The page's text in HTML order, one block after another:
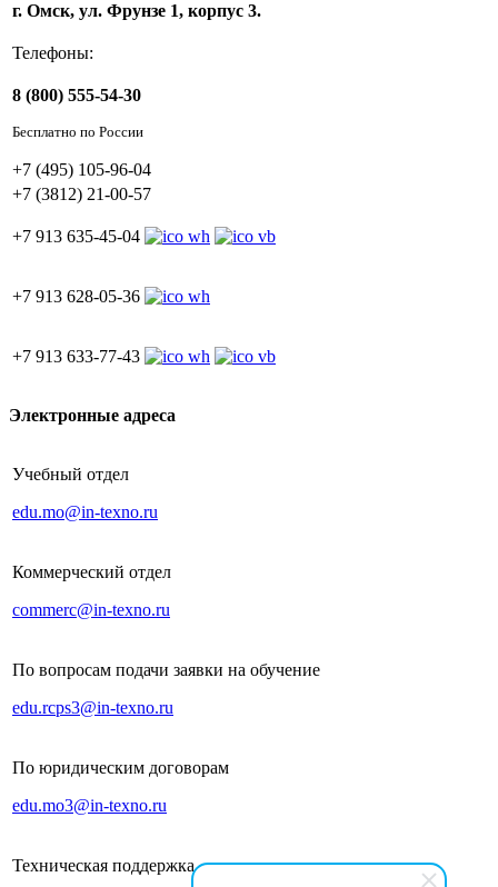
г. Омск, ул. Фрунзе 1, корпус 3.
Телефоны:
8 (800) 555-54-30
Бесплатно по России
+7 (495) 105-96-04
+7 (3812) 21-00-57
+7 913 635-45-04
+7 913 628-05-36
+7 913 633-77-43
Электронные адреса
Учебный отдел
edu.mo@in-texno.ru
Коммерческий отдел
commerc@in-texno.ru
По вопросам подачи заявки на обучение
edu.rcps3@in-texno.ru
По юридическим договорам
edu.mo3@in-texno.ru
Техническая поддержка